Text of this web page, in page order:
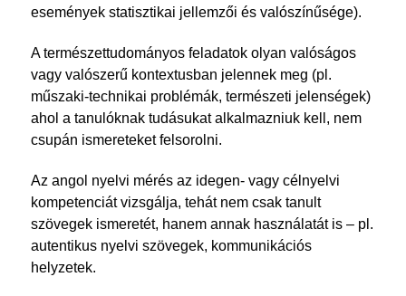
események statisztikai jellemzői és valószínűsége).
A természettudományos feladatok olyan valóságos
vagy valószerű kontextusban jelennek meg (pl.
műszaki-technikai problémák, természeti jelenségek)
ahol a tanulóknak tudásukat alkalmazniuk kell, nem
csupán ismereteket felsorolni.
Az angol nyelvi mérés az idegen- vagy célnyelvi
kompetenciát vizsgálja, tehát nem csak tanult
szövegek ismeretét, hanem annak használatát is – pl.
autentikus nyelvi szövegek, kommunikációs
helyzetek.